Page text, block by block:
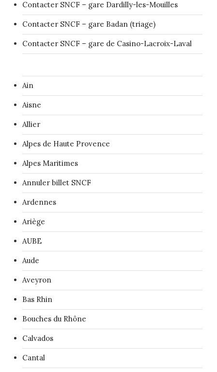
Contacter SNCF – gare Dardilly-les-Mouilles
Contacter SNCF – gare Badan (triage)
Contacter SNCF – gare de Casino-Lacroix-Laval
Ain
Aisne
Allier
Alpes de Haute Provence
Alpes Maritimes
Annuler billet SNCF
Ardennes
Ariège
AUBE
Aude
Aveyron
Bas Rhin
Bouches du Rhône
Calvados
Cantal